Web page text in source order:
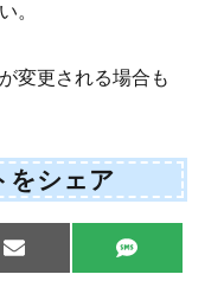
。
変更される場合も
をシェア
Share
on
E
m
Share
on
S
M